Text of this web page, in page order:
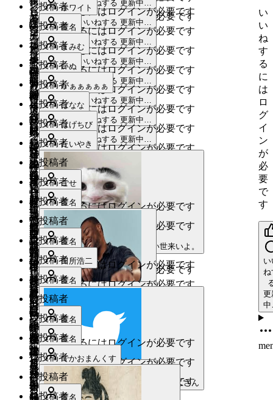
い
い
ね
す
る
に
は
ロ
グ
イ
ン
が
必
要
で
す
い
ね
更
ら
ぽ
ー
と
磐
田
し
っ
ぺ
い
メ
ロ
ン
ジ
ュ
ビ
ロ
ヤ
マ
ハ
ブ
ル
ー
レ
ヴ
ズ
作
成
日
いいねする 更新中…
menu
ン
お
茶
補
足
説
明：
緑
っ
ぽ
い
な...
作
成
日
2025
年
11
月
19
日
既
読
いいねするにはログインが必要です
いいねする 更新中…
menu
ビ
ロ、
エ
ビ
イ
モ
作
成
日
2025
年
11
月
12
日
既
読
menu
作
成
日
2025
年
11
月
11
日
既
読
いいねする 更新中…
menu
ら
ぽ
作
成
日
2025
年
11
月
1
日
既
読
いいねする 更新中…
menu
ウ
ト
ン
ボ
昆
虫
公
園！
作
成
日
2025
年
10
月
31
日
既
読
いいねするにはログインが必要です
いいねする 更新中…
menu
作
成
日
2025
年
10
月
31
日
既
読
ホワイト
いいねするにはログインが必要です
いいねする 更新中…
menu
お
茶・
ジ
ュ
ビ
ロ
磐
田・
ヤ
マ
ハ
で
す！
作
成
日
2025
年
10
月
31
日
既
読
投稿者
匿名
いいねするにはログインが必要です
いいねする 更新中…
menu
め
ろ
ん
作
成
日
2025
年
10
月
31
日
既
読
投稿者
まみむ
いいねするにはログインが必要です
いいねする 更新中…
menu
し
っ
ぺ
い
作
成
日
2025
年
10
月
31
日
既
読
投稿者
いぬ
いいねするにはログインが必要です
いいねする 更新中…
menu
お
茶
し
っ
ぺ
い
作
成
日
2025
年
10
月
31
日
既
読
投稿者
がぁぁぁぁぁ
いいねするにはログインが必要です
いいねする 更新中…
menu
お
茶
メ
ロ
ン
し
っ
ぺ
い
作
成
日
2025
年
10
月
31
日
既
読
投稿者
ばなな
いいねするにはログインが必要です
menu
メ
ロ
ン
ジ
ュ
ビ
ロ
作
成
日
2025
年
10
月
31
日
既
読
投稿者
はげちび
いいねするにはログインが必要です
いいねする 更新中…
menu
し
っ
ぺ
い
作
成
日
2025
年
10
月
31
日
既
読
投稿者
たいやき
いいねするにはログインが必要です
いいねする 更新中…
menu
や
っ
ぱ
り
お
茶
で
す
か
ね
作
成
日
2025
年
10
月
31
日
投稿者
良い世来いよ。
いいねするにはログインが必要です
menu
め
ろ
ん
ジ
ュ
ビ
ロ
磐
田
し
っ
ぺ
い
作
成
日
2025
年
投稿者
ごせ
いいねするにはログインが必要です
いいねする
menu
茶
し
っ
ぺ
い
ジ
ュ
ビ
ロ
え
び
い
も
作
成
日
投稿者
匿名
いいねするにはログインが必要です
いいねする 更新中…
menu
ジ
ュ
ビ
ロ
磐
田
作
成
日
2025
年
10
月
31
日
投稿者
いいねするにはログインが必要です
いいねする 更新中…
menu
ヤ
マ
ハ
作
成
日
2025
年
10
月
31
日
投稿者
匿名
いいねするにはログインが必要です
menu
ジ
ュ
ビ
ロ
磐
田
作
成
日
2025
年
投稿者
田所浩二
いいねするにはログインが必要です
いいねする 更新中…
menu
し
っ
ぺ
い
お
茶
み
か
ん
メ
ロ
投稿者
匿名
いいねするにはログインが必要です
menu
メ
ロ
ン
作
成
日
2025
年
投稿者
ジャムおじさん
し
っ
ぺ
い、
メ
ロ
ン、
お
投稿者
匿名
いいねするにはログインが必要です
いいねする
menu
ジ
ュ
ビ
ロ
磐
田
投稿者
匿名
いいねするにはログインが必要です
いいねする
で
か
す
ぎ
る
投稿者
でかおまんくす
いいねするにはログインが必要です
ジ
ュ
ビ
ロ
投稿者
し
っ
投稿者
匿名
お投稿者